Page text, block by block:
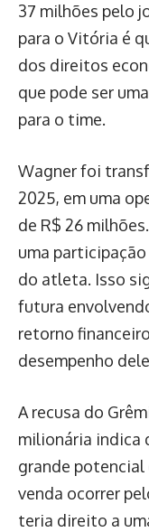
37 milhões pelo
para o Vitória é
dos direitos
que pode ser
para o time.
Wagner foi
2025, em uma
de R$ 26
uma
do atleta. Isso
futura
retorno
desempenho
A recusa do
milionária indica
grande potencial
venda ocorrer
teria direito a